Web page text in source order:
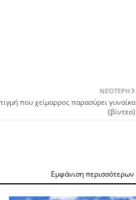
ΝΕΌΤΕΡΗ
που χείμαρρος παρασύρει γυναίκα
(βίντεo)
Εμφάνιση περισσότερων